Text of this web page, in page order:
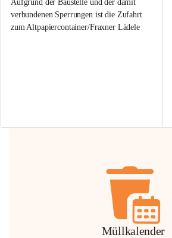
e
r
n
Aufgrund der Baustelle und der damit
verbundenen Sperrungen ist die Zufahrt
zum Altpapiercontainer/Fraxner Lädele
Hilfsbereitschaft!
Müllkalender